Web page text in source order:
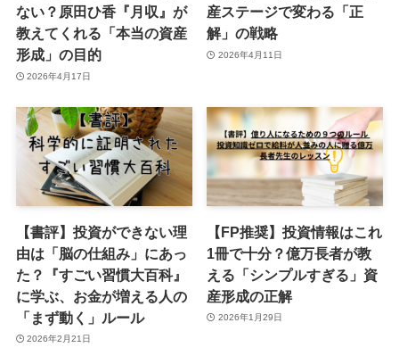
ない？原田ひ香『月収』が
教えてくれる「本当の資産
形成」の目的
2026年4月17日
産ステージで変わる「正
解」の戦略
2026年4月11日
【書評】投資ができない理
由は「脳の仕組み」にあっ
た？『すごい習慣大百科』
に学ぶ、お金が増える人の
「まず動く」ルール
2026年2月21日
【FP推奨】投資情報はこれ
1冊で十分？億万長者が教
える「シンプルすぎる」資
産形成の正解
2026年1月29日